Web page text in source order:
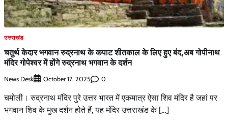
उत्तराखंड
चतुर्थ केदार भगवान रुद्रनाथ के कपाट शीतकाल के लिए हुए बंद,अब गोपीनाथ
मंदिर गोपेश्वर में होंगे रुद्रनाथ भगवान के दर्शन
News Desk October 17, 2025 0
चमोली। रुद्रनाथ मंदिर पुरे उत्तर भारत में एकमात्र ऐसा शिव मंदिर है जहां पर
भगवान शिव के मुख दर्शन होते हैं, यह मंदिर उत्तराखंड के […]